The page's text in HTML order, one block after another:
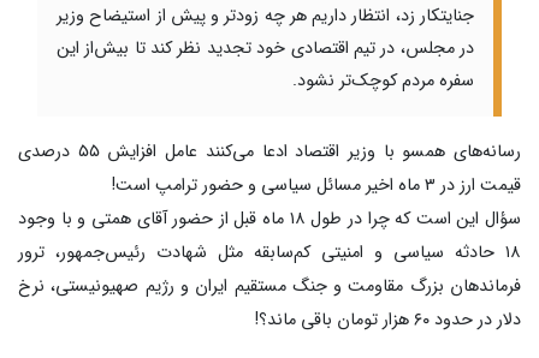
جنایتکار زد، انتظار داریم هر چه زودتر و پیش از استیضاح وزیر
در مجلس، در تیم اقتصادی خود تجدید نظر کند تا بیش‌از این
سفره مردم کوچک‌تر نشود.
رسانه‌های همسو با وزیر اقتصاد ادعا می‌کنند عامل افزایش ۵۵ درصدی
قیمت ارز در ۳ ماه اخیر مسائل سیاسی و حضور ترامپ است!
سؤال این است که چرا در طول ۱۸ ماه قبل از حضور آقای همتی و با وجود
۱۸ حادثه سیاسی و امنیتی کم‌سابقه مثل شهادت رئیس‌جمهور، ترور
فرماندهان بزرگ مقاومت و جنگ مستقیم ایران و رژیم صهیونیستی، نرخ
دلار در حدود ۶۰ هزار تومان باقی ماند؟!